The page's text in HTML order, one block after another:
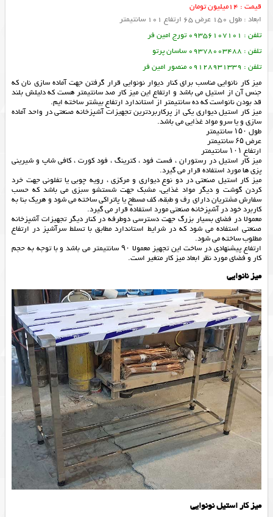
قیمت : 14میلیون تومان
ابعاد : طول 150 عرض 65 ارتفاع 101 سانتیمتر
تلفن : 09356107101 تورج امین فر
تلفن : 09378003488 ساسان پرتو
تلفن : 09128931339 منصور امین فر
میز کار نانوایی مناسب برای کنار دیوار نونوایی قرار گرفتن جهت آماده سازی نان که
جنس آن از استیل می باشد و ارتفاع این میز کار صد سانتیمتر هست که دلیلش بلند
قد بودن نانواست که ده سانتیمتر از استاندارد ارتفاع بیشتر ساخته ایم.
میز کار استیل دیواری یکی از پرکاربردترین تجهیزات آشپزخانه صنعتی در واحد آماده
سازی و یا سرو مواد غذایی می باشد.
طول ۱۵۰ سانتیمتر
عرض ۶۵ سانتیمتر
ارتفاع ۱۰۱ سانتیمتر
میز کار استیل در رستوران ، فست فود ، کترینگ ، فود کورت ، کافی شاپ و شیرینی
پزی ها مورد استفاده قرار می گیرد.
میز کار استیل صنعتی در دو نوع دیواری و مرکزی ، رویه چوبی یا تفلونی جهت خرد
کردن گوشت و دیگر مواد غذایی، مشبک جهت شستشو سبزی می باشد که حسب
سفارش مشتریان دارای رف و طبقه، کف مسطح یا پاتراکی ساخته می شود و هریک بنا به
کاربرد خود در آشپزخانه صنعتی مورد استفاده قرار می گیرد.
معمولا در فضای بسیار بزرگ جهت دسترسی دوطرفه در کنار دیگر تجهیزات آشپزخانه
صنعتی استفاده می شود که در شرایط استاندارد مطابق با تسلط سرآشپز در ارتفاع
مطلوب ساخته می شود.
ارتفاع پیشنهادی در ساخت این تجهیز معمولا ۹۰ سانتیمتر می باشد و با توجه به حجم
کار و فضای مورد نظر ابعاد میز کار متغیر است.
میز نانوایی
میز کار استیل نونوایی